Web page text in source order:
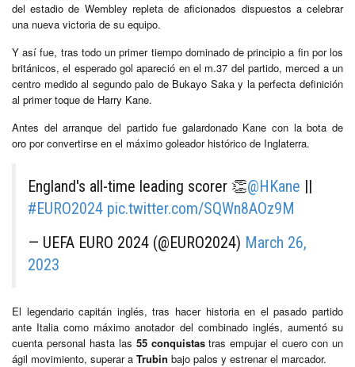
del estadio de Wembley repleta de aficionados dispuestos a celebrar
una nueva victoria de su equipo.
Y así fue, tras todo un primer tiempo dominado de principio a fin por los
británicos, el esperado gol apareció en el m.37 del partido, merced a un
centro medido al segundo palo de Bukayo Saka y la perfecta definición
al primer toque de Harry Kane.
Antes del arranque del partido fue galardonado Kane con la bota de
oro por convertirse en el máximo goleador histórico de Inglaterra.
England's all-time leading scorer 👏@HKane ||
#EURO2024 pic.twitter.com/SQWn8AOz9M
— UEFA EURO 2024 (@EURO2024) March 26,
2023
El legendario capitán inglés, tras hacer historia en el pasado partido
ante Italia como máximo anotador del combinado inglés, aumentó su
cuenta personal hasta las 55 conquistastras empujar el cuero con un
ágil movimiento, superar a Trubin bajo palos y estrenar el marcador.